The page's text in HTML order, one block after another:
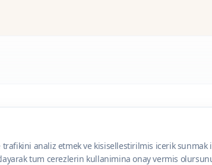
analiz etmek ve kisisellestirilmis icerik sunmak
tum cerezlerin kullanimina onay vermis